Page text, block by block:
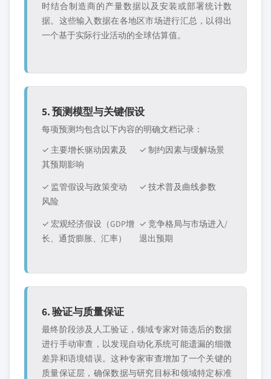
时结合制造商的产量数据以及安装或部署统计数
据。这些输入数据在各地区市场进行汇总，以得出
一个基于实际行业活动的全球估算值。
5. 预测模型与关键假设
每项预测均包含以下内容的明确文档记录：
✓ 主要增长驱动因素及
其预期影响
✓ 制约因素与缓解场景
✓ 监管假设与政策变动
风险
✓ 技术普及曲线参数
✓ 宏观经济假设（GDP增
长、通货膨胀、汇率）
✓ 竞争格局与市场进入/
退出预期
6. 验证与质量保证
最终阶段涉及人工验证，领域专家对筛选后的数据
进行手动审查，以发现自动化系统可能遗漏的细微
差异和语境错误。这种专家审查增加了一个关键的
质量保证层，确保数据与研究目标和领域特定标准